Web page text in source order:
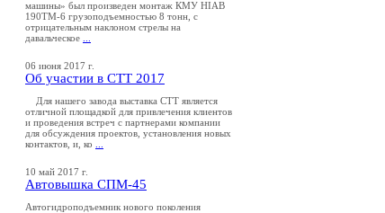
машины» был произведен монтаж КМУ HIAB
190TM-6 грузоподъемностью 8 тонн, с
отрицательным наклоном стрелы на
давальческое
06 июня 2017 г.
Об участии в СТТ 2017
Для нашего завода выставка СТТ является
отличной площадкой для привлечения клиентов
и проведения встреч с партнерами компании
для обсуждения проектов, установления новых
контактов, и, ко
10 май 2017 г.
Автовышка СПМ-45
Автогидроподъемник нового поколения